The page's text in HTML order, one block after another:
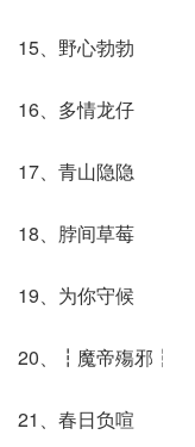
15、野心勃勃
16、多情龙仔
17、青山隐隐
18、脖间草莓
19、为你守候
20、┇魔帝殤邪┆
21、春日负喧